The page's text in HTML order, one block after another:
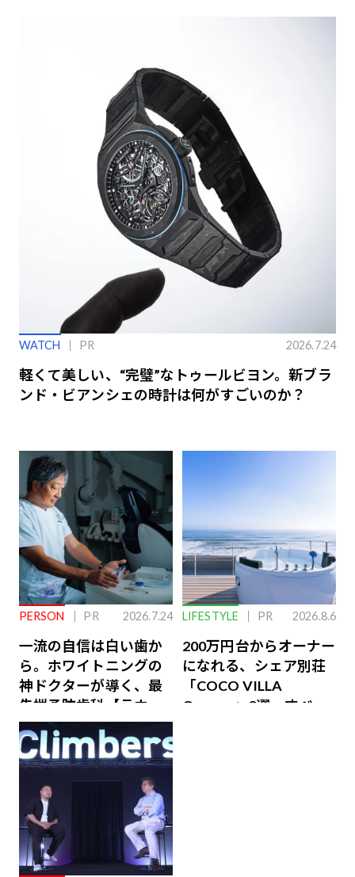
WATCH PR 2026.7.24
軽くて美しい、“完璧”なトゥールビヨン。新ブラ
ンド・ビアンシェの時計は何がすごいのか？
PERSON PR 2026.7.24
一流の自信は白い歯か
ら。ホワイトニングの
神ドクターが導く、最
先端予防歯科【ラウン
ジ会員特典あり】
LIFESTYLE PR 2026.8.6
200万円台からオーナー
になれる、シェア別荘
「COCO VILLA
Owners」3選。すべて